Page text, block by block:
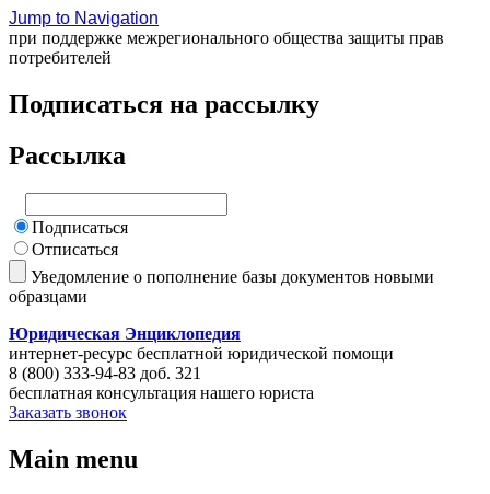
Jump to Navigation
при поддержке межрегионального общества защиты прав
потребителей
Подписаться на рассылку
Рассылка
Подписаться
Отписаться
Уведомление о пополнение базы документов новыми
образцами
Юридическая Энциклопедия
интернет-ресурс бесплатной юридической помощи
8 (800) 333-94-83 доб. 321
бесплатная консультация нашего юриста
Заказать звонок
Main menu